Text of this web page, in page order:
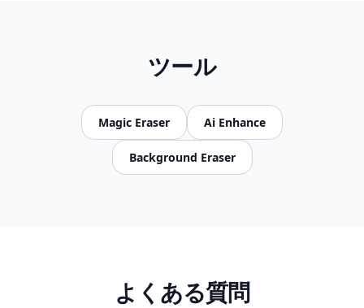
ツール
Magic Eraser Ai Enhance
Background Eraser
よくある質問